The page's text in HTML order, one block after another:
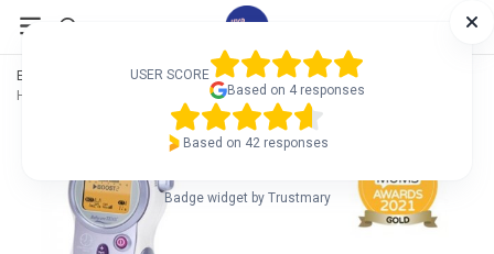
Etusivu Hyr TENS Apparat /
Hyr Tens apparat Elle Tens under hela graviditeten
USER SCORE
Based on 4 responses
Based on 42 responses
Badge widget by Trustmary